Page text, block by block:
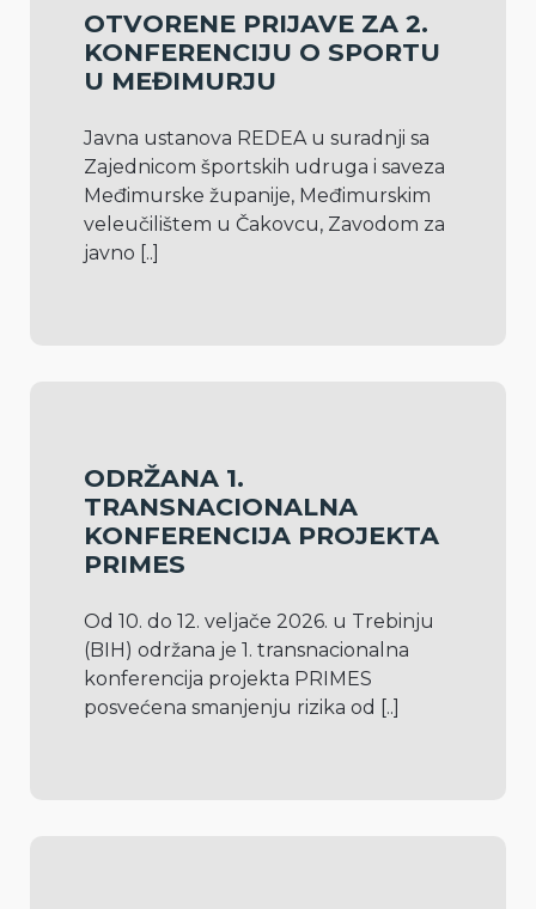
OTVORENE PRIJAVE ZA 2.
KONFERENCIJU O SPORTU
U MEĐIMURJU
Javna ustanova REDEA u suradnji sa
Zajednicom športskih udruga i saveza
Međimurske županije, Međimurskim
veleučilištem u Čakovcu, Zavodom za
javno [..]
ODRŽANA 1.
TRANSNACIONALNA
KONFERENCIJA PROJEKTA
PRIMES
Od 10. do 12. veljače 2026. u Trebinju
(BIH) održana je 1. transnacionalna
konferencija projekta PRIMES
posvećena smanjenju rizika od [..]